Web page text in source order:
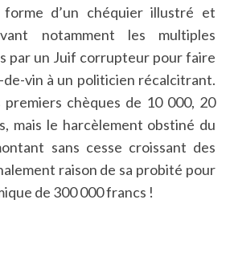
d’un chéquier illustré et
notamment les multiples
par un Juif corrupteur pour faire
vin à un politicien récalcitrant.
chèques de 10 000, 20
mais le harcèlement obstiné du
sans cesse croissant des
raison de sa probité pour
de 300 000 francs !